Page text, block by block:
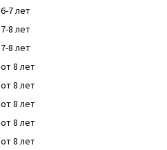
6-7 лет
7-8 лет
7-8 лет
от 8 лет
от 8 лет
от 8 лет
от 8 лет
от 8 лет